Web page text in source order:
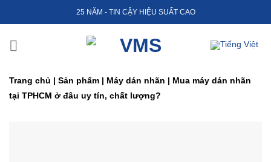
to
25 NĂM - TIN CẬY HIỆU SUẤT CAO
Trang chủ | Sản phẩm | Máy dán nhãn | Mua máy dán nhãn
tại TPHCM ở đâu uy tín, chất lượng?